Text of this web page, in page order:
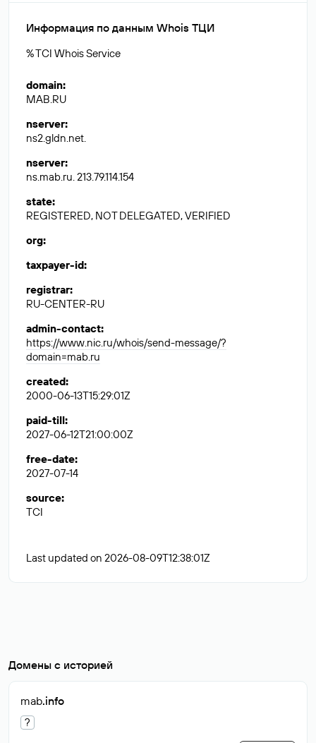
Информация по данным Whois ТЦИ
% TCI Whois Service
domain:
MAB.RU
nserver:
ns2.gldn.net.
nserver:
ns.mab.ru. 213.79.114.154
state:
REGISTERED, NOT DELEGATED, VERIFIED
org:
taxpayer-id:
registrar:
RU-CENTER-RU
admin-contact:
https://www.nic.ru/whois/send-message/?
domain=mab.ru
created:
2000-06-13T15:29:01Z
paid-till:
2027-06-12T21:00:00Z
free-date:
2027-07-14
source:
TCI
Last updated on 2026-08-09T12:38:01Z
Домены с историей
mab.info
?